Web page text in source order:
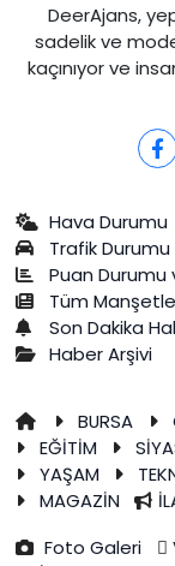
DeerAjans,
sadelik ve
kaçınıyor ve
Hava Durumu
Trafik Durumu
Puan Durumu
Tüm
Son Dakika
Haber Arşivi
BURSA
EĞİTİM
YAŞAM
MAGAZİN
Foto Galeri